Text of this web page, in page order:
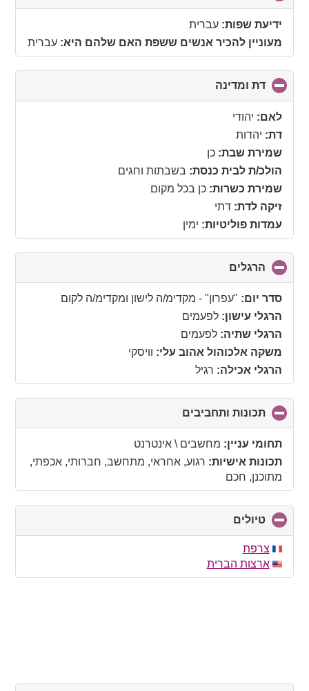
to
ידיעת שפות: עברית
מעוניין להכיר אנשים ששפת האם שלהם היא: עברית
דת ומדינה
to
לאם: יהודי
דת: יהדות
שמירת שבת: כן
הולכ/ת לבית כנסת: בשבתות וחגים
שמירת כשרות: כן בכל מקום
זיקה לדת: דתי
עמדות פוליטיות: ימין
הרגלים
to
collapse
contents
סדר יום: "עפרון" - מקדימ/ה לישון ומקדימ/ה לקום
הרגלי עישון: לפעמים
הרגלי שתיה: לפעמים
משקה אלכוהול אהוב עלי: וויסקי
הרגלי אכילה: רגיל
תכונות ותחביבים
to
collapse
תחומי עניין: מחשבים \ אינטרנט
תכונות אישיות: רגוע, אחראי, מתחשב, חברותי, אכפתי,
מתוכנן, חכם
טיולים
to
contents
צרפת
ארצות הברית